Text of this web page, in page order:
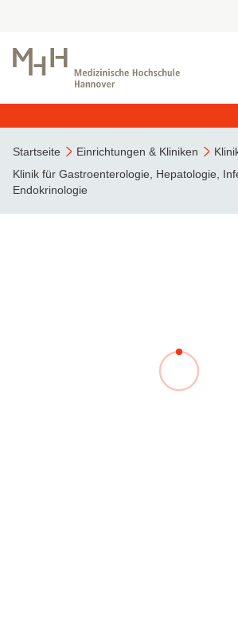
Startseite Einrichtungen & Kliniken
Klinik für Gastroenterologie, Hepatologie,
Endokrinologie